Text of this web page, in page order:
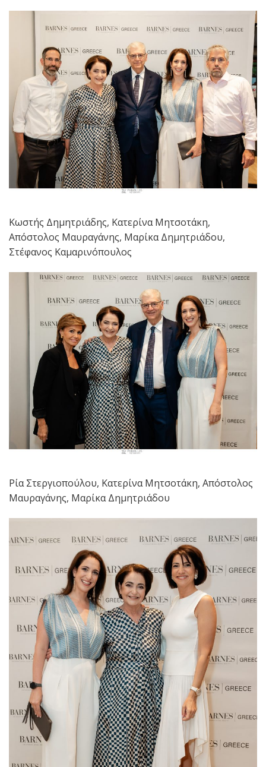
Κωστής Δημητριάδης, Κατερίνα Μητσοτάκη,
Απόστολος Μαυραγάνης, Μαρίκα Δημητριάδου,
Στέφανος Καμαρινόπουλος
Ρία Στεργιοπούλου, Κατερίνα Μητσοτάκη, Απόστολος
Μαυραγάνης, Μαρίκα Δημητριάδου